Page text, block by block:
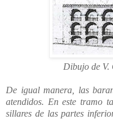
Dibujo de
De igual manera, las
atendidos. En este tramo
sillares de las partes